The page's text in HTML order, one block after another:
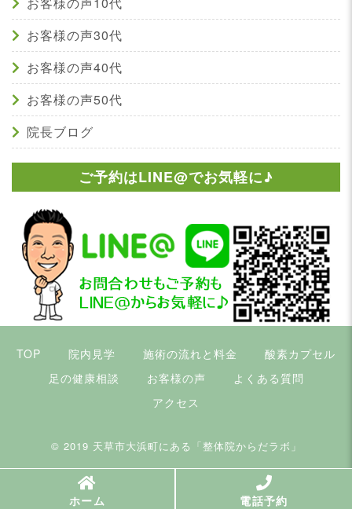
お客様の声30代
お客様の声40代
お客様の声50代
院長ブログ
ご予約はLINE@でお気軽に♪
TOP 院内見学 施術の流れと料金
酸素カプセル
足の健康相談
お客様の声
よくある質問
アクセス
© 2019 天草市大浜町にある「整体院からだラボ」
ホーム 電話予約